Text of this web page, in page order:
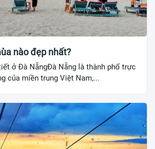
nào đẹp nhất?
ở Đà NẵngĐà Nẵng là thành phố trực
của miền trung Việt Nam,...